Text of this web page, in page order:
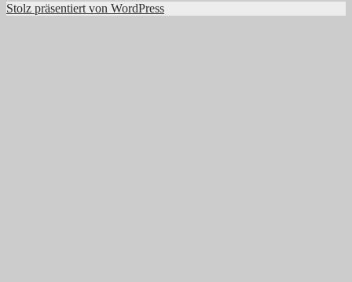
Stolz präsentiert von WordPress